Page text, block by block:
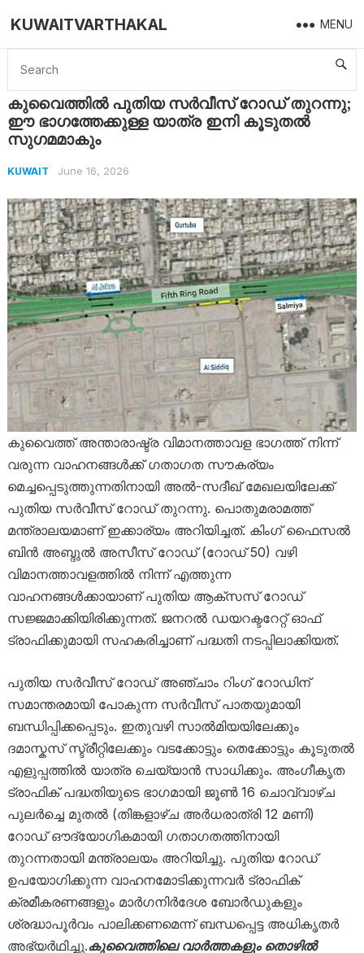
KUWAITVARTHAKAL MENU
Home Kuwait കുവൈത്തിൽ പുതിയ സർവീസ് റോഡ് തുറന്നു; ഈ ഭാഗത്തേക്കുള്ള യാത്ര ഇനി കൂടുതൽ സുഗമമാകും
കുവൈത്തിൽ പുതിയ സർവീസ് റോഡ് തുറന്നു;
ഈ ഭാഗത്തേക്കുള്ള യാത്ര ഇനി കൂടുതൽ
സുഗമമാകും
KUWAIT June 16, 2026
കുവൈത്ത് അന്താരാഷ്ട്ര വിമാനത്താവള ഭാഗത്ത് നിന്ന്
വരുന്ന വാഹനങ്ങൾക്ക് ഗതാഗത സൗകര്യം
മെച്ചപ്പെടുത്തുന്നതിനായി അൽ-സദീഖ് മേഖലയിലേക്ക്
പുതിയ സർവീസ് റോഡ് തുറന്നു. പൊതുമരാമത്ത്
മന്ത്രാലയമാണ് ഇക്കാര്യം അറിയിച്ചത്. കിംഗ് ഫൈസൽ
ബിൻ അബ്ദുൽ അസീസ് റോഡ് (റോഡ് 50) വഴി
വിമാനത്താവളത്തിൽ നിന്ന് എത്തുന്ന
വാഹനങ്ങൾക്കായാണ് പുതിയ ആക്‌സസ് റോഡ്
സജ്ജമാക്കിയിരിക്കുന്നത്. ജനറൽ ഡയറക്ടറേറ്റ് ഓഫ്
ട്രാഫിക്കുമായി സഹകരിച്ചാണ് പദ്ധതി നടപ്പിലാക്കിയത്.
പുതിയ സർവീസ് റോഡ് അഞ്ചാം റിംഗ് റോഡിന്
സമാന്തരമായി പോകുന്ന സർവീസ് പാതയുമായി
ബന്ധിപ്പിക്കപ്പെടും. ഇതുവഴി സാൽമിയയിലേക്കും
ദമാസ്കസ് സ്ട്രീറ്റിലേക്കും വടക്കോട്ടും തെക്കോട്ടും കൂടുതൽ
എളുപ്പത്തിൽ യാത്ര ചെയ്യാൻ സാധിക്കും. അംഗീകൃത
ട്രാഫിക് പദ്ധതിയുടെ ഭാഗമായി ജൂൺ 16 ചൊവ്വാഴ്ച
പുലർച്ചെ മുതൽ (തിങ്കളാഴ്ച അർധരാത്രി 12 മണി)
റോഡ് ഔദ്യോഗികമായി ഗതാഗതത്തിനായി
തുറന്നതായി മന്ത്രാലയം അറിയിച്ചു. പുതിയ റോഡ്
ഉപയോഗിക്കുന്ന വാഹനമോടിക്കുന്നവർ ട്രാഫിക്
ക്രമീകരണങ്ങളും മാർഗനിർദേശ ബോർഡുകളും
ശ്രദ്ധാപൂർവം പാലിക്കണമെന്ന് ബന്ധപ്പെട്ട അധികൃതർ
അഭ്യർഥിച്ചു.കുവൈത്തിലെ വാർത്തകളും തൊഴിൽ